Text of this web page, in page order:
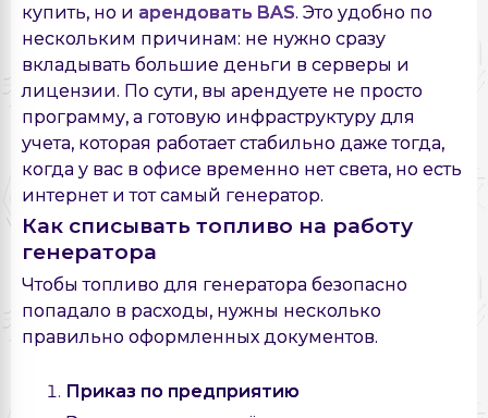
купить, но и арендовать BAS. Это удобно по
нескольким причинам: не нужно сразу
вкладывать большие деньги в серверы и
лицензии. По сути, вы арендуете не просто
программу, а готовую инфраструктуру для
учета, которая работает стабильно даже тогда,
когда у вас в офисе временно нет света, но есть
интернет и тот самый генератор.
Как списывать топливо на работу
генератора
Чтобы топливо для генератора безопасно
попадало в расходы, нужны несколько
правильно оформленных документов.
Приказ по предприятию